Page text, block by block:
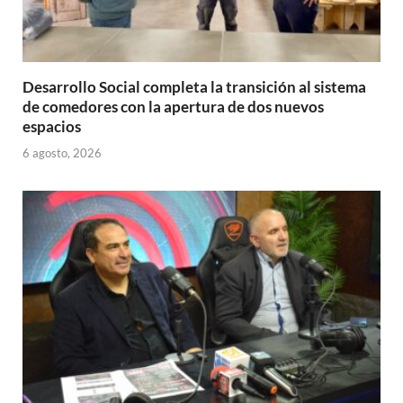
Desarrollo Social completa la transición al sistema
de comedores con la apertura de dos nuevos
espacios
6 agosto, 2026